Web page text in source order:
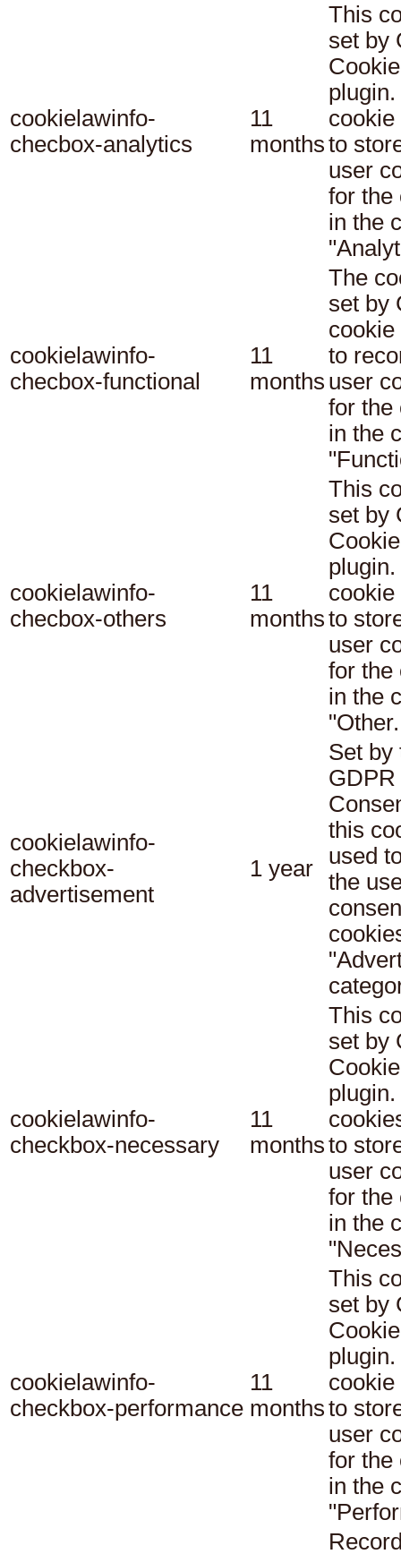
cookielawinfo-
checbox-analytics
11
months
This
set by
cookie
to
user
for the
in the
cookielawinfo-
checbox-functional
11
months
The
set by
cookie
to
user
for the
in the
cookielawinfo-
checbox-others
11
months
This
set by
cookie
to
user
for the
in the
"Other.
cookielawinfo-
checkbox-
advertisement
1 year
Set by
this
used
the
cookielawinfo-
checkbox-necessary
11
months
This
set by
to
user
for the
in the
cookielawinfo-
checkbox-performance
11
months
This
set by
cookie
to
user
for the
in the